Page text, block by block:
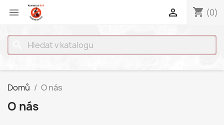
 shopping_cart (0)

Domů O nás
O nás